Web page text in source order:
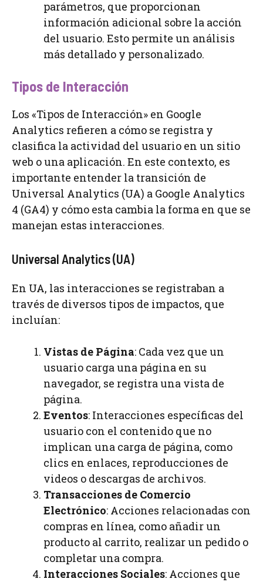
parámetros, que proporcionan
información adicional sobre la acción
del usuario. Esto permite un análisis
más detallado y personalizado.
Tipos de Interacción
Los «Tipos de Interacción» en Google
Analytics refieren a cómo se registra y
clasifica la actividad del usuario en un sitio
web o una aplicación. En este contexto, es
importante entender la transición de
Universal Analytics (UA) a Google Analytics
4 (GA4) y cómo esta cambia la forma en que se
manejan estas interacciones.
Universal Analytics (UA)
En UA, las interacciones se registraban a
través de diversos tipos de impactos, que
incluían:
Vistas de Página: Cada vez que un
usuario carga una página en su
navegador, se registra una vista de
página.
Eventos: Interacciones específicas del
usuario con el contenido que no
implican una carga de página, como
clics en enlaces, reproducciones de
videos o descargas de archivos.
Transacciones de Comercio
Electrónico: Acciones relacionadas con
compras en línea, como añadir un
producto al carrito, realizar un pedido o
completar una compra.
Interacciones Sociales: Acciones que